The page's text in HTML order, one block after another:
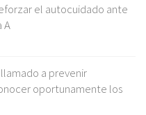
el autocuidado ante
A
a prevenir
oportunamente los